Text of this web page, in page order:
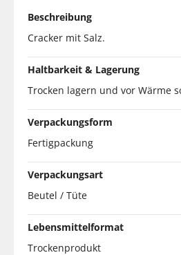
Beschreibung
Cracker mit Salz.
Haltbarkeit & Lagerung
Trocken lagern und vor Wärme
Verpackungsform
Fertigpackung
Verpackungsart
Beutel / Tüte
Lebensmittelformat
Trockenprodukt